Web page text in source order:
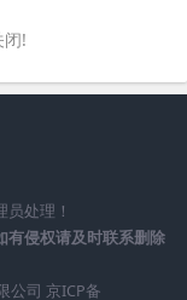
!
处理！
有侵权请及时联系删除
公司 京ICP备